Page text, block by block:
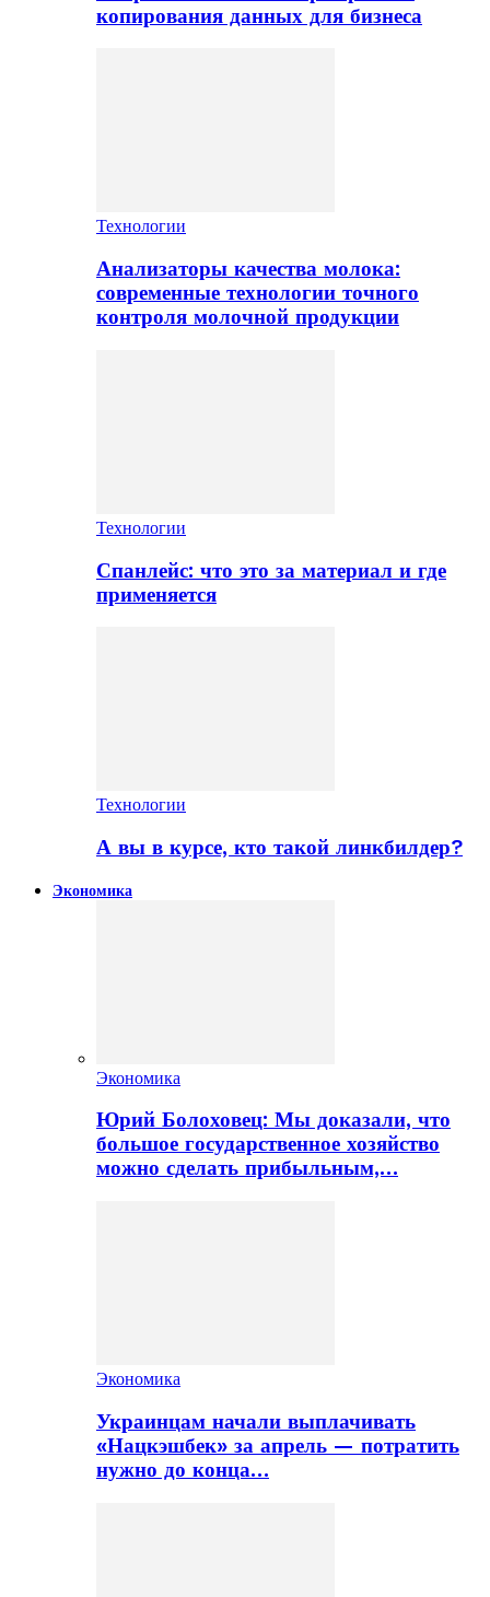
копирования данных для бизнеса
Технологии
Анализаторы качества молока:
современные технологии точного
контроля молочной продукции
Технологии
Спанлейс: что это за материал и где
применяется
Технологии
А вы в курсе, кто такой линкбилдер?
Экономика
Экономика
Юрий Болоховец: Мы доказали, что
большое государственное хозяйство
можно сделать прибыльным,…
Экономика
Украинцам начали выплачивать
«Нацкэшбек» за апрель — потратить
нужно до конца…